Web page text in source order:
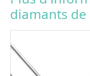
diamants de